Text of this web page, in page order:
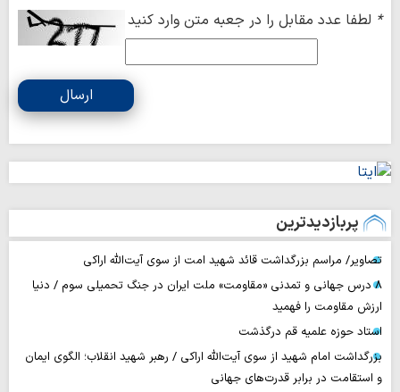
* لطفا عدد مقابل را در جعبه متن وارد کنید
ارسال
پربازدیدترین
تصاویر/ مراسم بزرگداشت قائد شهید امت از سوی آیت‌الله اراکی
۸ درس جهانی و تمدنی «مقاومت» ملت ایران در جنگ تحمیلی سوم / دنیا
ارزش مقاومت را فهمید
استاد حوزه علمیه قم درگذشت
بزرگداشت امام شهید از سوی آیت‌الله اراکی / رهبر شهید انقلاب؛ الگوی ایمان
و استقامت در برابر قدرت‌های جهانی